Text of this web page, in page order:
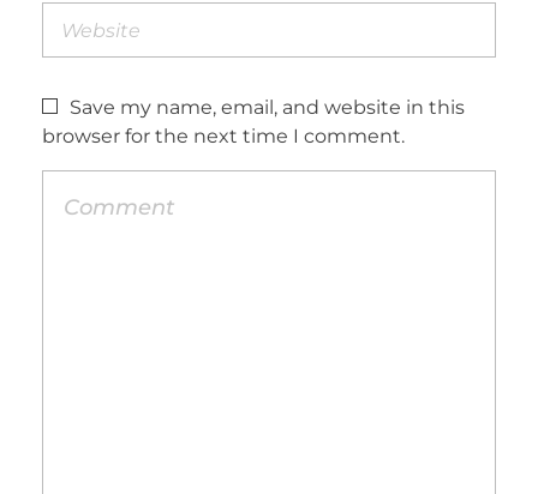
Save my name, email, and website in this
browser for the next time I comment.